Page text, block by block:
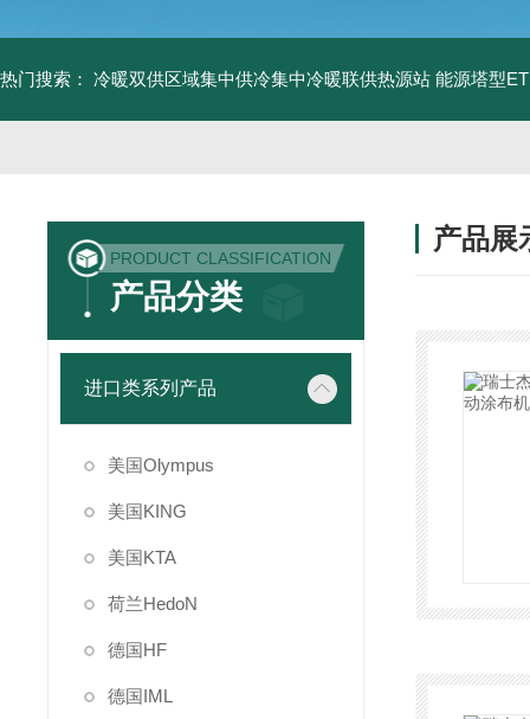
热门搜索： 冷暖双供区域集中供冷集中冷暖联供热源站 能源塔型
PRODUCT CLASSIFICATION
产品分类
进口类系列产品
美国Olympus
美国KING
美国KTA
荷兰HedoN
德国HF
德国IML
产品展